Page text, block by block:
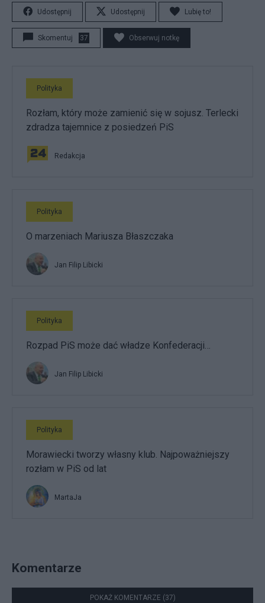
Udostępnij Udostępnij Lubię to!
Skomentuj 37 Obserwuj notkę
Polityka
Rozłam, który może zamienić się w sojusz. Terlecki
zdradza tajemnice z posiedzeń PiS
Redakcja
Polityka
O marzeniach Mariusza Błaszczaka
Jan Filip Libicki
Polityka
Rozpad PiS może dać władze Konfederacji…
Jan Filip Libicki
Polityka
Morawiecki tworzy własny klub. Najpoważniejszy
rozłam w PiS od lat
MartaJa
Komentarze
POKAŻ KOMENTARZE (37)